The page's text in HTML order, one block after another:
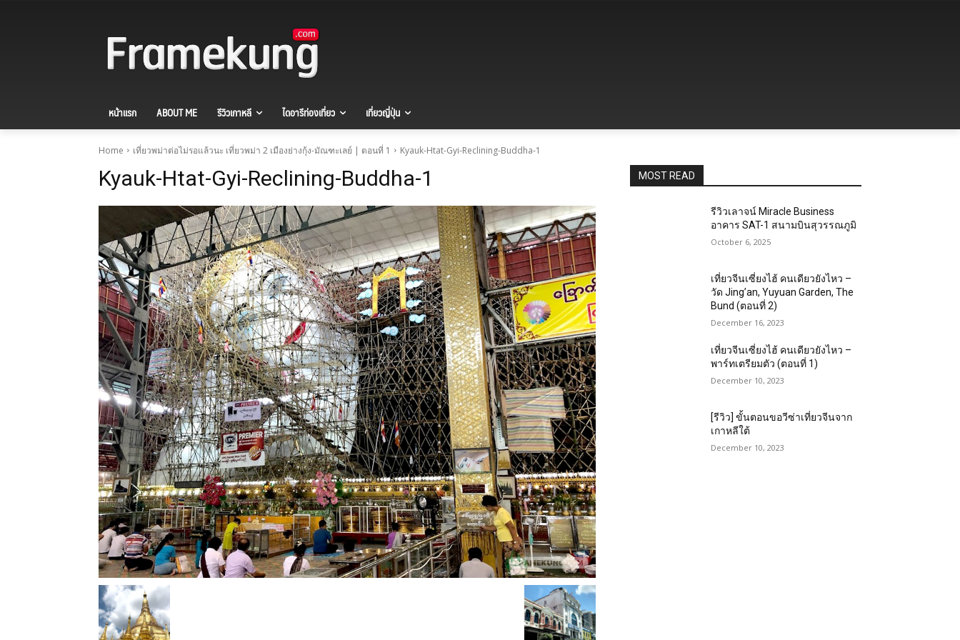
หน้าแรก ABOUT ME รีวิวเกาหลี ไดอารีท่องเที่ยว เที่ยวญี่ปุ่น
Home เที่ยวพม่าต่อไม่รอแล้วนะ เที่ยวพม่า 2 เมืองย่างกุ้ง-มัณฑะเลย์ | ตอนที่ 1 Kyauk-Htat-Gyi-Reclining-Buddha-1
Kyauk-Htat-Gyi-Reclining-Buddha-1 MOST READ
รีวิวเลาจน์ Miracle Business
อาคาร SAT-1 สนามบินสุวรรณภูมิ
October 6, 2025
เที่ยวจีนเซี่ยงไฮ้ คนเดียวยังไหว –
วัด Jing’an, Yuyuan Garden, The
Bund (ตอนที่ 2)
December 16, 2023
เที่ยวจีนเซี่ยงไฮ้ คนเดียวยังไหว –
พาร์ทเตรียมตัว (ตอนที่ 1)
December 10, 2023
[รีวิว] ขั้นตอนขอวีซ่าเที่ยวจีนจาก
เกาหลีใต้
December 10, 2023